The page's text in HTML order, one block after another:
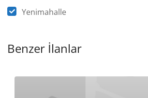
Yenimahalle
Benzer İlanlar